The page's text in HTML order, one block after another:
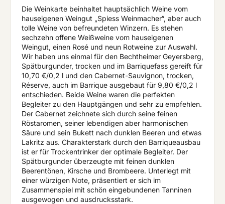
Die Weinkarte beinhaltet hauptsächlich Weine vom
hauseigenen Weingut „Spiess Weinmacher“, aber auch
tolle Weine von befreundeten Winzern. Es stehen
sechzehn offene Weißweine vom hauseigenen
Weingut, einen Rosé und neun Rotweine zur Auswahl.
Wir haben uns einmal für den Bechtheimer Geyersberg,
Spätburgunder, trocken und im Barriquefass gereift für
10,70 €/0,2 l und den Cabernet-Sauvignon, trocken,
Réserve, auch im Barrique ausgebaut für 9,80 €/0,2 l
entschieden. Beide Weine waren die perfekten
Begleiter zu den Hauptgängen und sehr zu empfehlen.
Der Cabernet zeichnete sich durch seine feinen
Röstaromen, seiner lebendigen aber harmonischen
Säure und sein Bukett nach dunklen Beeren und etwas
Lakritz aus. Charakterstark durch den Barriqueausbau
ist er für Trockentrinker der optimale Begleiter. Der
Spätburgunder überzeugte mit feinen dunklen
Beerentönen, Kirsche und Brombeere. Unterlegt mit
einer würzigen Note, präsentiert er sich im
Zusammenspiel mit schön eingebundenen Tanninen
ausgewogen und ausdrucksstark.